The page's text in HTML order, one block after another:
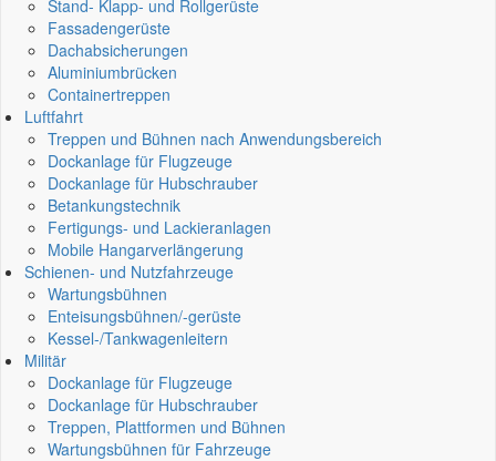
Stand- Klapp- und Rollgerüste
Fassadengerüste
Dachabsicherungen
Aluminiumbrücken
Containertreppen
Luftfahrt
Treppen und Bühnen nach Anwendungsbereich
Dockanlage für Flugzeuge
Dockanlage für Hubschrauber
Betankungstechnik
Fertigungs- und Lackieranlagen
Mobile Hangarverlängerung
Schienen- und Nutzfahrzeuge
Wartungsbühnen
Enteisungsbühnen/-gerüste
Kessel-/Tankwagenleitern
Militär
Dockanlage für Flugzeuge
Dockanlage für Hubschrauber
Treppen, Plattformen und Bühnen
Wartungsbühnen für Fahrzeuge